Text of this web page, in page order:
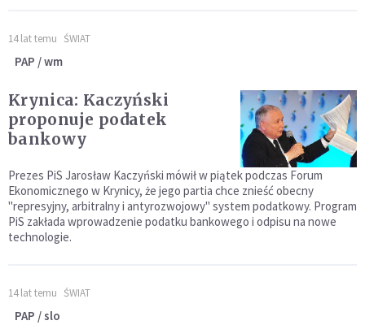
14 lat temu ŚWIAT
PAP / wm
Krynica: Kaczyński
proponuje podatek
bankowy
Prezes PiS Jarosław Kaczyński mówił w piątek podczas Forum
Ekonomicznego w Krynicy, że jego partia chce znieść obecny
"represyjny, arbitralny i antyrozwojowy" system podatkowy. Program
PiS zakłada wprowadzenie podatku bankowego i odpisu na nowe
technologie.
14 lat temu ŚWIAT
PAP / slo